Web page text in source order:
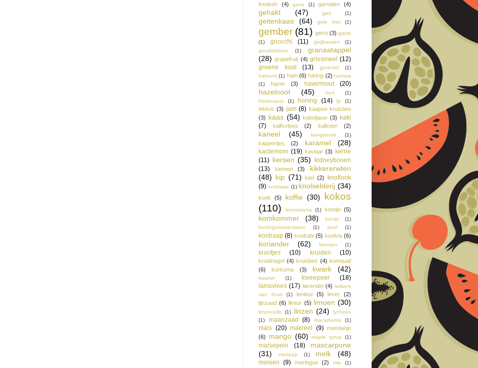
freekeh (4) gans (1) garnalen (4)
gehakt (47) geit (1)
geitenkaas (64) gele biet (1)
gember (81) gerst (3) gierst
(1)
gnocchi (11) gojibessen
(1)
goudsbloem
(1)
granaatappel
(28) grapefruit (4) griesmeel (12)
groene kool
(13) groenlof
(1)
haloumi (1) ham (6) haring (2) harissa
(1)
haver (3) havermout (20)
hazelnoot (45) hert
(1)
hoisinsaus
(1) honing (14) ijs (1)
inktvis (3) jam (8) kaapse kruisbes
(3) kaas (54) kabeljauw (3) kaki
(7)
kalfsvlees (2) kalkoen (2)
kaneel (45) kangoeroe (1)
kappertjes (2) karamel (28)
kardemom (19) kaviaar (3) kerrie
(11) kersen (35) kidneybonen
(13)
kiemen (3)
kikkererwten
(48) kip (71) kiwi (2) knoflook
(9) knolraap (1) knolselderij (34)
koek (5) koffie (30)
kokos
(110)
komatsuna (1) komijn (5)
komkommer (38) konijn
(1)
koningsoesterzwam
(1) kool (1)
koolraap (8) koolrabi (5) koolvis (6)
koriander (62) krenten (1)
krootjes (10) kruiden (10)
kruidnagel (4) kruisbes (4) kumquat
(6)
kurkuma (3) kwark (42)
kwartel (1) kweepeer
(18)
lamsvlees (17) lavendel (4) lekkers
van thuis
(1) lenteui (5) lever
(2)
lijnzaad (6) likeur (5) limoen (30)
limoncello (1) linzen (24)
lychees
(1)
maanzaad (8) macadamia (1)
mais (20) makreel (9) mandarijn
(6)
mango (60) maple syrup (1)
marsepein (18)
mascarpone
(31)
meiraap (1) melk (48)
meloen (9) meringue (2) mie (1)